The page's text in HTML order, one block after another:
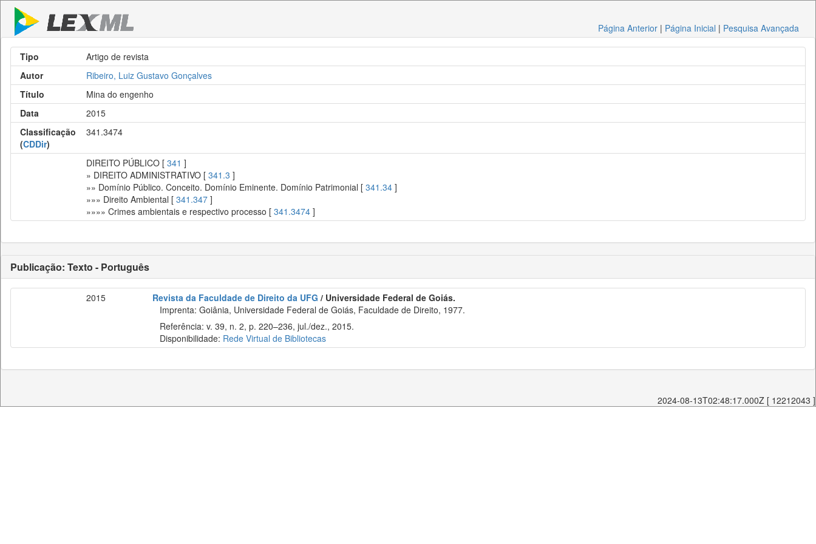
Página Anterior | Página Inicial | Pesquisa Avançada
Tipo
Artigo de revista
Autor
Ribeiro, Luiz Gustavo Gonçalves
Título
Mina do engenho
Data
2015
Classificação
(CDDir)
341.3474
DIREITO PÚBLICO [ 341 ]
» DIREITO ADMINISTRATIVO [ 341.3 ]
»» Domínio Público. Conceito. Domínio Eminente. Domínio Patrimonial [ 341.34 ]
»»» Direito Ambiental [ 341.347 ]
»»»» Crimes ambientais e respectivo processo [ 341.3474 ]
Publicação: Texto - Português
2015 Revista da Faculdade de Direito da UFG / Universidade Federal de Goiás.
Imprenta: Goiânia, Universidade Federal de Goiás, Faculdade de Direito, 1977.
Referência: v. 39, n. 2, p. 220–236, jul./dez., 2015.
Disponibilidade: Rede Virtual de Bibliotecas
2024-08-13T02:48:17.000Z [ 12212043 ]